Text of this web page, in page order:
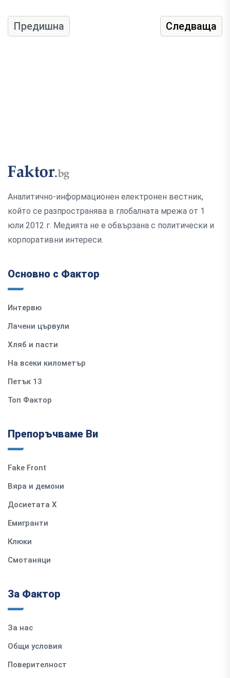
Предишна Следваща
Аналитично-информационен електронен вестник,
който се разпространява в глобалната мрежа от 1
юли 2012 г. Медията не е обвързана с политически и
корпоративни интереси.
Основно с Фактор
Интервю
Лачени цървули
Хляб и пасти
На всеки километър
Петък 13
Топ Фактор
Препоръчваме Ви
Fake Front
Вяра и демони
Досиетата Х
Емигранти
Клюки
Смотаняци
За Фактор
За нас
Общи условия
Поверителност